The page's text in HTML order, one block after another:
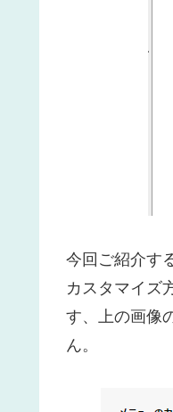
今回ご紹介す
カスタマイズ
す、上の画像
ん。